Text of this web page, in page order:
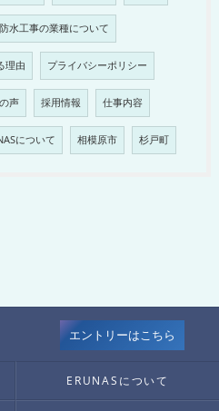
水工事の業種について
理由 プライバシーポリシー
声 採用情報 仕事内容
について 相模原市 杉戸町
エントリーはこちら
ERUNASについて